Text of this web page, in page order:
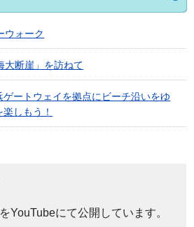
ォーク
大断崖」を訪ねて
ゲートウェイを拠点にビーチ沿いをゆ
しもう！
YouTubeにて公開しています。